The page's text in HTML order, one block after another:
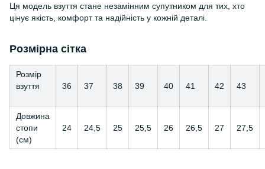
Ця модель взуття стане незамінним супутником для тих, хто
цінує якість, комфорт та надійність у кожній деталі.
Розмірна сітка
Розмір
взуття
36 37 38 39 40 41 42 43
Довжина
стопи
(см)
24 24,5 25 25,5 26 26,5 27 27,5